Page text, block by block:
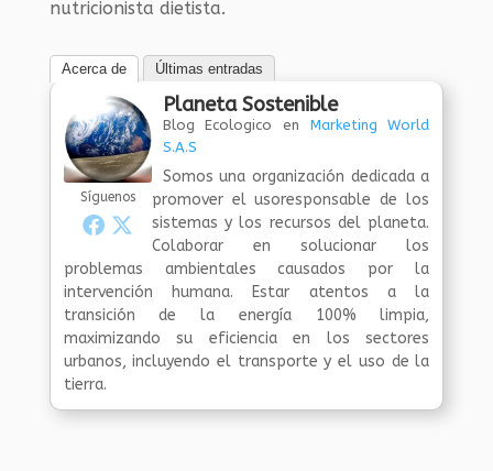
nutricionista dietista.
Acerca de Últimas entradas
Síguenos
Planeta Sostenible
Blog Ecologico en Marketing World
S.A.S
Somos una organización dedicada a
promover el usoresponsable de los
sistemas y los recursos del planeta.
Colaborar en solucionar los
problemas ambientales causados por la
intervención humana. Estar atentos a la
transición de la energía 100% limpia,
maximizando su eficiencia en los sectores
urbanos, incluyendo el transporte y el uso de la
tierra.